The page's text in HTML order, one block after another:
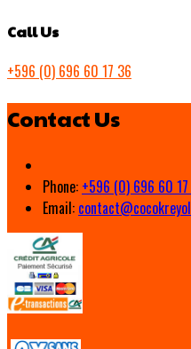
Call Us
+596 (0) 696 60 17 36
Contact Us
Phone: +596 (0) 696 60
Email: